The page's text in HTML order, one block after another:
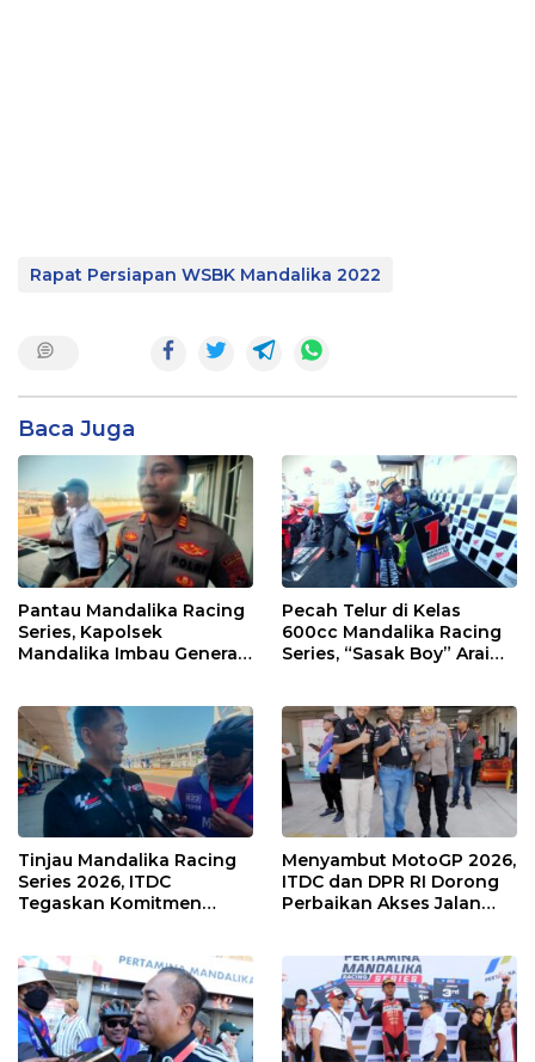
Rapat Persiapan WSBK Mandalika 2022
Baca Juga
Pantau Mandalika Racing
Series, Kapolsek
Mandalika Imbau Generasi
Pecah Telur di Kelas
600cc Mandalika Racing
Series, “Sasak Boy” Arai
Tinjau Mandalika Racing
Series 2026, ITDC
Tegaskan Komitmen
Kawasan
Menyambut MotoGP 2026,
ITDC dan DPR RI Dorong
Perbaikan Akses Jalan